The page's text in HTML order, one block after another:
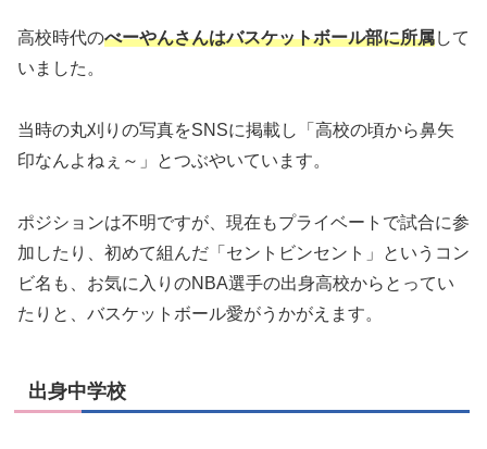
高校時代のべーやんさんはバスケットボール部に所属して
いました。
当時の丸刈りの写真をSNSに掲載し「高校の頃から鼻矢
印なんよねぇ～」とつぶやいています。
ポジションは不明ですが、現在もプライベートで試合に参
加したり、初めて組んだ「セントビンセント」というコン
ビ名も、お気に入りのNBA選手の出身高校からとってい
たりと、バスケットボール愛がうかがえます。
出身中学校